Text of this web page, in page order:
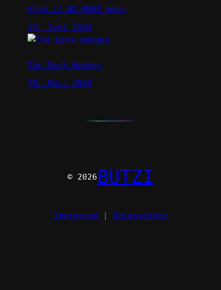
Fish // NO MORE meat
19. Juni 2020
The Dark Hedges
28. März 2020
© 2026 BUTZI
Impressum | Datenschutz